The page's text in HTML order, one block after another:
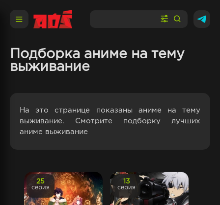
Подборка аниме на тему
выживание
На это странице показаны аниме на тему
выживание. Смотрите подборку лучших
аниме выживание
25
серия
13
серия